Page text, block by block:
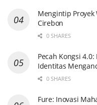
Mengintip Proyek
Cirebon
0 SHARES
Pecah Kongsi
Identitas
0 SHARES
Fure: Inovasi